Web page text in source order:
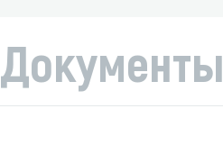
Документы